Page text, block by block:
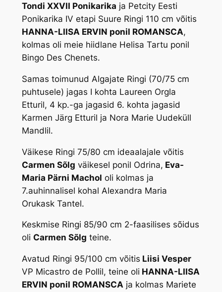
Tondi XXVII Ponikarika ja Petcity Eesti
Ponikarika IV etapi Suure Ringi 110 cm võitis
HANNA-LIISA ERVIN ponil ROMANSCA,
kolmas oli meie hiidlane Helisa Tartu ponil
Bingo Des Chenets.
Samas toimunud Algajate Ringi (70/75 cm
puhtusele) jagas I kohta Laureen Orgla
Etturil, 4 kp.-ga jagasid 6. kohta jagasid
Karmen Järg Etturil ja Nora Marie Uudeküll
Mandlil.
Väikese Ringi 75/80 cm ideaalajale võitis
Carmen Sõlg väikesel ponil Odrina, Eva-
Maria Pärni Machol oli kolmas ja
7.auhinnalisel kohal Alexandra Maria
Orukask Tantel.
Keskmise Ringi 85/90 cm 2-faasilises sõidus
oli Carmen Sõlg teine.
Avatud Ringi 95/100 cm võitis Liisi Vesper
VP Micastro de Pollil, teine oli HANNA-LIISA
ERVIN ponil ROMANSCAja kolmas Mariete